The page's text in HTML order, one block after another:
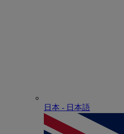
日本 - ⽇本語